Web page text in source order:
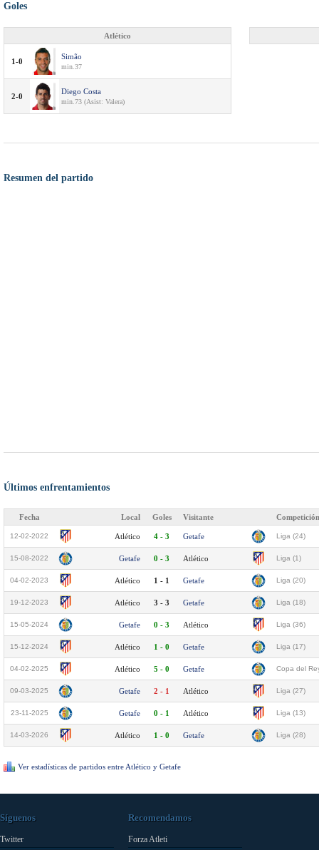
Goles
Atlético
1-0
Simão
min.37
2-0
Diego Costa
min.73 (Asist: Valera)
Resumen del partido
Últimos enfrentamientos
Fecha Local Goles Visitante Competición
12-02-2022 Atlético 4 - 3 Getafe Liga (24)
15-08-2022 Getafe 0 - 3 Atlético Liga (1)
04-02-2023 Atlético 1 - 1 Getafe Liga (20)
19-12-2023 Atlético 3 - 3 Getafe Liga (18)
15-05-2024 Getafe 0 - 3 Atlético Liga (36)
15-12-2024 Atlético 1 - 0 Getafe Liga (17)
04-02-2025 Atlético 5 - 0 Getafe Copa del
09-03-2025 Getafe 2 - 1 Atlético Liga (27)
23-11-2025 Getafe 0 - 1 Atlético Liga (13)
14-03-2026 Atlético 1 - 0 Getafe Liga (28)
Ver estadísticas de partidos entre Atlético y Getafe
Síguenos
Twitter
Recomendamos
Forza Atleti